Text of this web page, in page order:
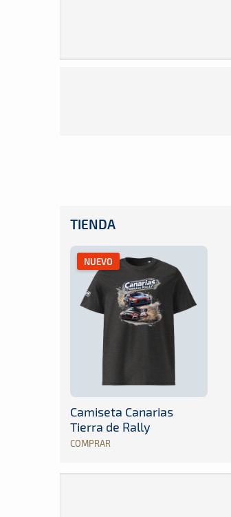
TIENDA
NUEVO
Camiseta Canarias
Tierra de Rally
COMPRAR